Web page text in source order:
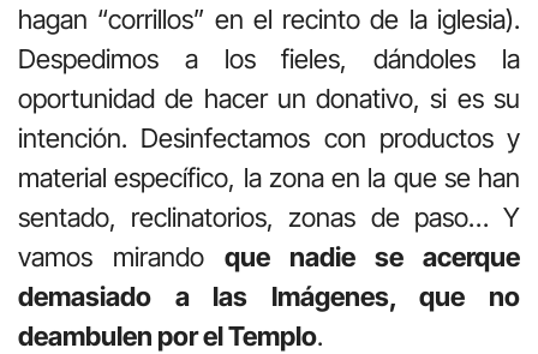
hagan “corrillos” en el recinto de la iglesia).
Despedimos a los fieles, dándoles la
oportunidad de hacer un donativo, si es su
intención. Desinfectamos con productos y
material específico, la zona en la que se han
sentado, reclinatorios, zonas de paso… Y
vamos mirando que nadie se acerque
demasiado a las Imágenes, que no
deambulen por el Templo.